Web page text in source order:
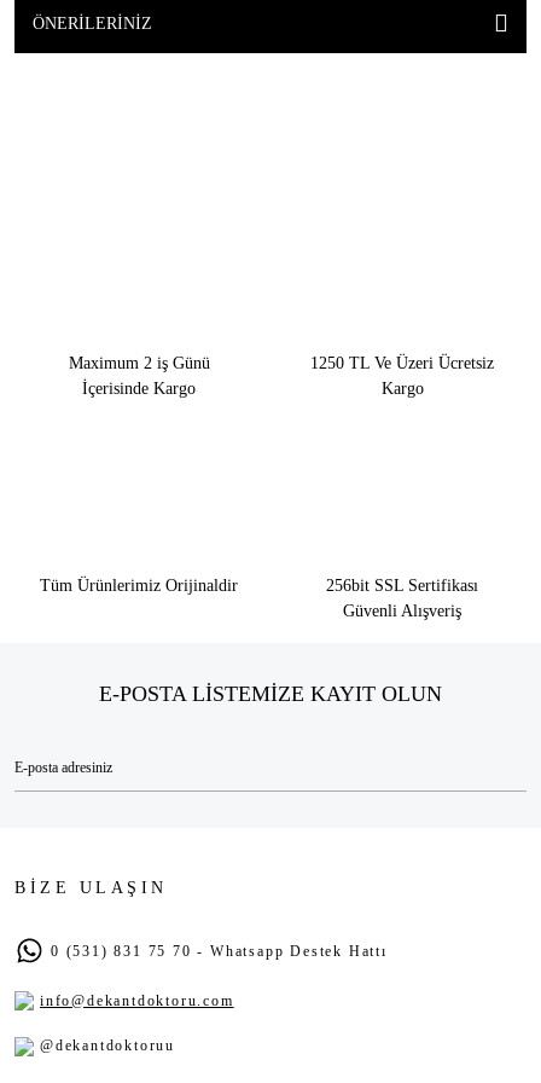
ÖNERILERINIZ
Maximum 2 iş Günü
İçerisinde Kargo
1250 TL Ve Üzeri Ücretsiz
Kargo
Tüm Ürünlerimiz Orijinaldir
256bit SSL Sertifikası
Güvenli Alışveriş
E-POSTA LİSTEMİZE KAYIT OLUN
BİZE ULAŞIN
0 (531) 831 75 70 - Whatsapp Destek Hattı
info@dekantdoktoru.com
@dekantdoktoruu